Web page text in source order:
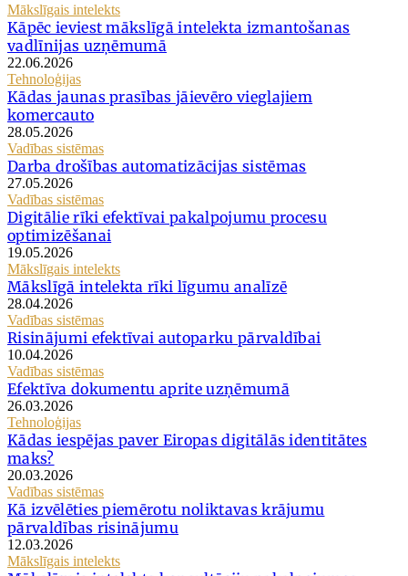
Mākslīgais intelekts
Kāpēc ieviest mākslīgā intelekta izmantošanas
vadlīnijas uzņēmumā
22.06.2026
Tehnoloģijas
Kādas jaunas prasības jāievēro vieglajiem
komercauto
28.05.2026
Vadības sistēmas
Darba drošības automatizācijas sistēmas
27.05.2026
Vadības sistēmas
Digitālie rīki efektīvai pakalpojumu procesu
optimizēšanai
19.05.2026
Mākslīgais intelekts
Mākslīgā intelekta rīki līgumu analīzē
28.04.2026
Vadības sistēmas
Risinājumi efektīvai autoparku pārvaldībai
10.04.2026
Vadības sistēmas
Efektīva dokumentu aprite uzņēmumā
26.03.2026
Tehnoloģijas
Kādas iespējas paver Eiropas digitālās identitātes
maks?
20.03.2026
Vadības sistēmas
Kā izvēlēties piemērotu noliktavas krājumu
pārvaldības risinājumu
12.03.2026
Mākslīgais intelekts